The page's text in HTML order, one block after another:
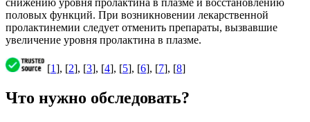
снижению уровня пролактина в плазме и восстановлению
половых функций. При возникновении лекарственной
пролактинемии следует отменить препараты, вызвавшие
увеличение уровня пролактина в плазме.
[1], [2], [3], [4], [5], [6], [7], [8]
Что нужно обследовать?